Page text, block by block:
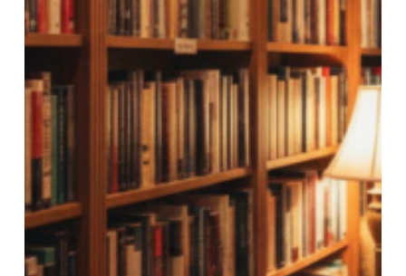
האמת היא שאין נוסחה קסם אחת, אך שילוב של
הדברים הבאים מגדיל משמעותית את הסיכוי:
כתיבה איכותית ומקורית שמייצרת חוויה
רגשית.
הגדרה ברורה של קהל יעד והבנת הצרכים
שלו.
עבודה מול הוצאה לאור מקצועית שמביאה
את הספר לידיים הנכונות.
שיווק ממוקד ואסטרטגי שמוביל לחשיפה
והפצה רחבה.
רבים מהסופרים שמצליחים ליצור רבי‑מכר
משקיעים לא פחות באנרגיה,ב
שיווק
ובאסטרטגיה מאשר בכתיבה עצמה. הספר הוא
רק ההתחלה – הדרך להפוך אותו לרב‑מכר
עוברת דרך שילוב חכם של תוכן, מקצועיות,
שיווק והבנה אמיתית של הקוראים.